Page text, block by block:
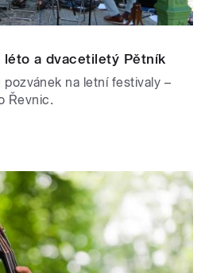
léto a dvacetiletý Pětník
na letní festivaly –
Řevnic.